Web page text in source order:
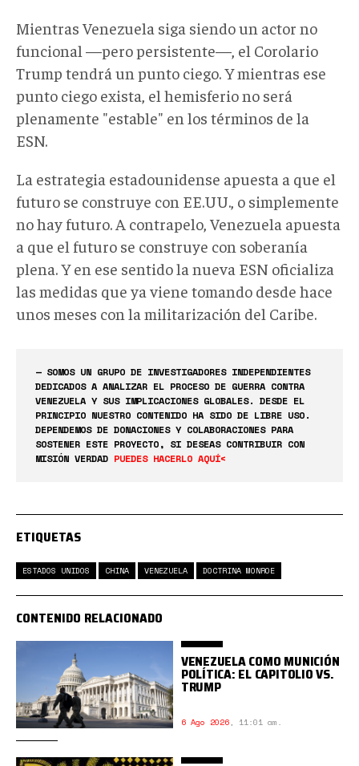
Mientras Venezuela siga siendo un actor no
funcional —pero persistente—, el Corolario
Trump tendrá un punto ciego. Y mientras ese
punto ciego exista, el hemisferio no será
plenamente "estable" en los términos de la
ESN.
La estrategia estadounidense apuesta a que el
futuro se construye con EE.UU., o simplemente
no hay futuro. A contrapelo, Venezuela apuesta
a que el futuro se construye con soberanía
plena. Y en ese sentido la nueva ESN oficializa
las medidas que ya viene tomando desde hace
unos meses con la militarización del Caribe.
— SOMOS UN GRUPO DE INVESTIGADORES INDEPENDIENTES
DEDICADOS A ANALIZAR EL PROCESO DE GUERRA CONTRA
VENEZUELA Y SUS IMPLICACIONES GLOBALES. DESDE EL
PRINCIPIO NUESTRO CONTENIDO HA SIDO DE LIBRE USO.
DEPENDEMOS DE DONACIONES Y COLABORACIONES PARA
SOSTENER ESTE PROYECTO, SI DESEAS CONTRIBUIR CON
MISIÓN VERDAD PUEDES HACERLO AQUÍ<
ETIQUETAS
ESTADOS UNIDOS CHINA VENEZUELA DOCTRINA MONROE
CONTENIDO RELACIONADO
VENEZUELA COMO MUNICIÓN
POLÍTICA: EL CAPITOLIO VS.
TRUMP
6 Ago 2026, 11:01 am.